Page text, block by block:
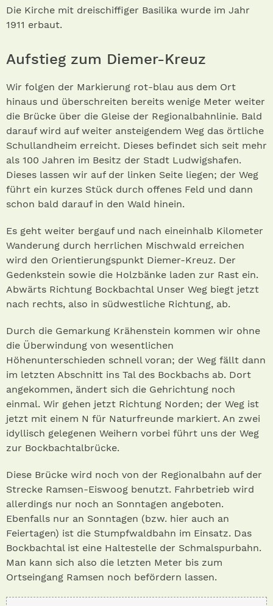
Die Kirche mit dreischiffiger Basilika wurde im Jahr
1911 erbaut.
Aufstieg zum Diemer-Kreuz
Wir folgen der Markierung rot-blau aus dem Ort
hinaus und überschreiten bereits wenige Meter weiter
die Brücke über die Gleise der Regionalbahnlinie. Bald
darauf wird auf weiter ansteigendem Weg das örtliche
Schullandheim erreicht. Dieses befindet sich seit mehr
als 100 Jahren im Besitz der Stadt Ludwigshafen.
Dieses lassen wir auf der linken Seite liegen; der Weg
führt ein kurzes Stück durch offenes Feld und dann
schon bald darauf in den Wald hinein.
Es geht weiter bergauf und nach eineinhalb Kilometer
Wanderung durch herrlichen Mischwald erreichen
wird den Orientierungspunkt Diemer-Kreuz. Der
Gedenkstein sowie die Holzbänke laden zur Rast ein.
Abwärts Richtung Bockbachtal Unser Weg biegt jetzt
nach rechts, also in südwestliche Richtung, ab.
Durch die Gemarkung Krähenstein kommen wir ohne
die Überwindung von wesentlichen
Höhenunterschieden schnell voran; der Weg fällt dann
im letzten Abschnitt ins Tal des Bockbachs ab. Dort
angekommen, ändert sich die Gehrichtung noch
einmal. Wir gehen jetzt Richtung Norden; der Weg ist
jetzt mit einem N für Naturfreunde markiert. An zwei
idyllisch gelegenen Weihern vorbei führt uns der Weg
zur Bockbachtalbrücke.
Diese Brücke wird noch von der Regionalbahn auf der
Strecke Ramsen-Eiswoog benutzt. Fahrbetrieb wird
allerdings nur noch an Sonntagen angeboten.
Ebenfalls nur an Sonntagen (bzw. hier auch an
Feiertagen) ist die Stumpfwaldbahn im Einsatz. Das
Bockbachtal ist eine Haltestelle der Schmalspurbahn.
Man kann sich also die letzten Meter bis zum
Ortseingang Ramsen noch befördern lassen.